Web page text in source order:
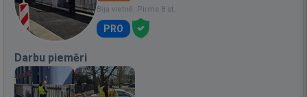
Bija vietnē: Pirms 8 st.
PRO
Darbu piemēri